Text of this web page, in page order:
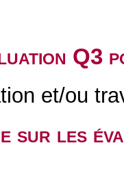
Q3
et/ou
sur les